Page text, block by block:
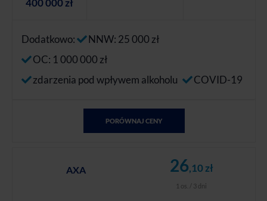
Dodatkowo:
NNW: 25 000 zł
OC: 1 000 000 zł
zdarzenia pod wpływem alkoholu
COVID-19
PORÓWNAJ CENY
AXA 26,10 zł
1 os. / 3 dni